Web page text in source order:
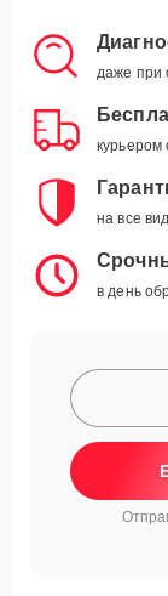
даже при
курьером
на все
в день